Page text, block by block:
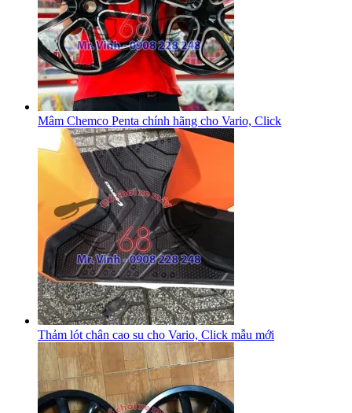
Mâm Chemco Penta chính hãng cho Vario, Click
Thảm lót chân cao su cho Vario, Click mẫu mới